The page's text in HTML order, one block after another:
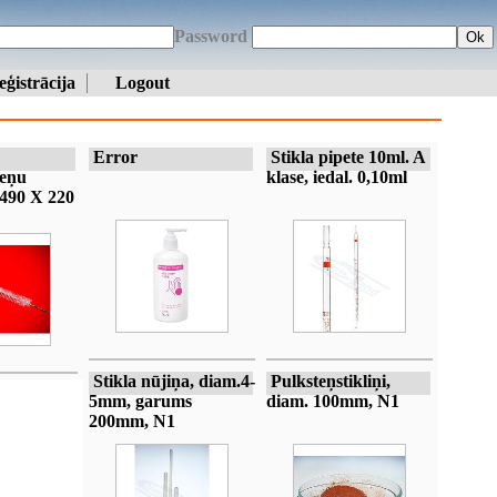
Password Ok
Logout
X 220
Error
Stikla pipete 10ml. A
klase, iedal. 0,10ml
Stikla nūjiņa, diam.4-
5mm, garums
200mm, N1
Pulksteņstikliņi,
diam. 100mm, N1